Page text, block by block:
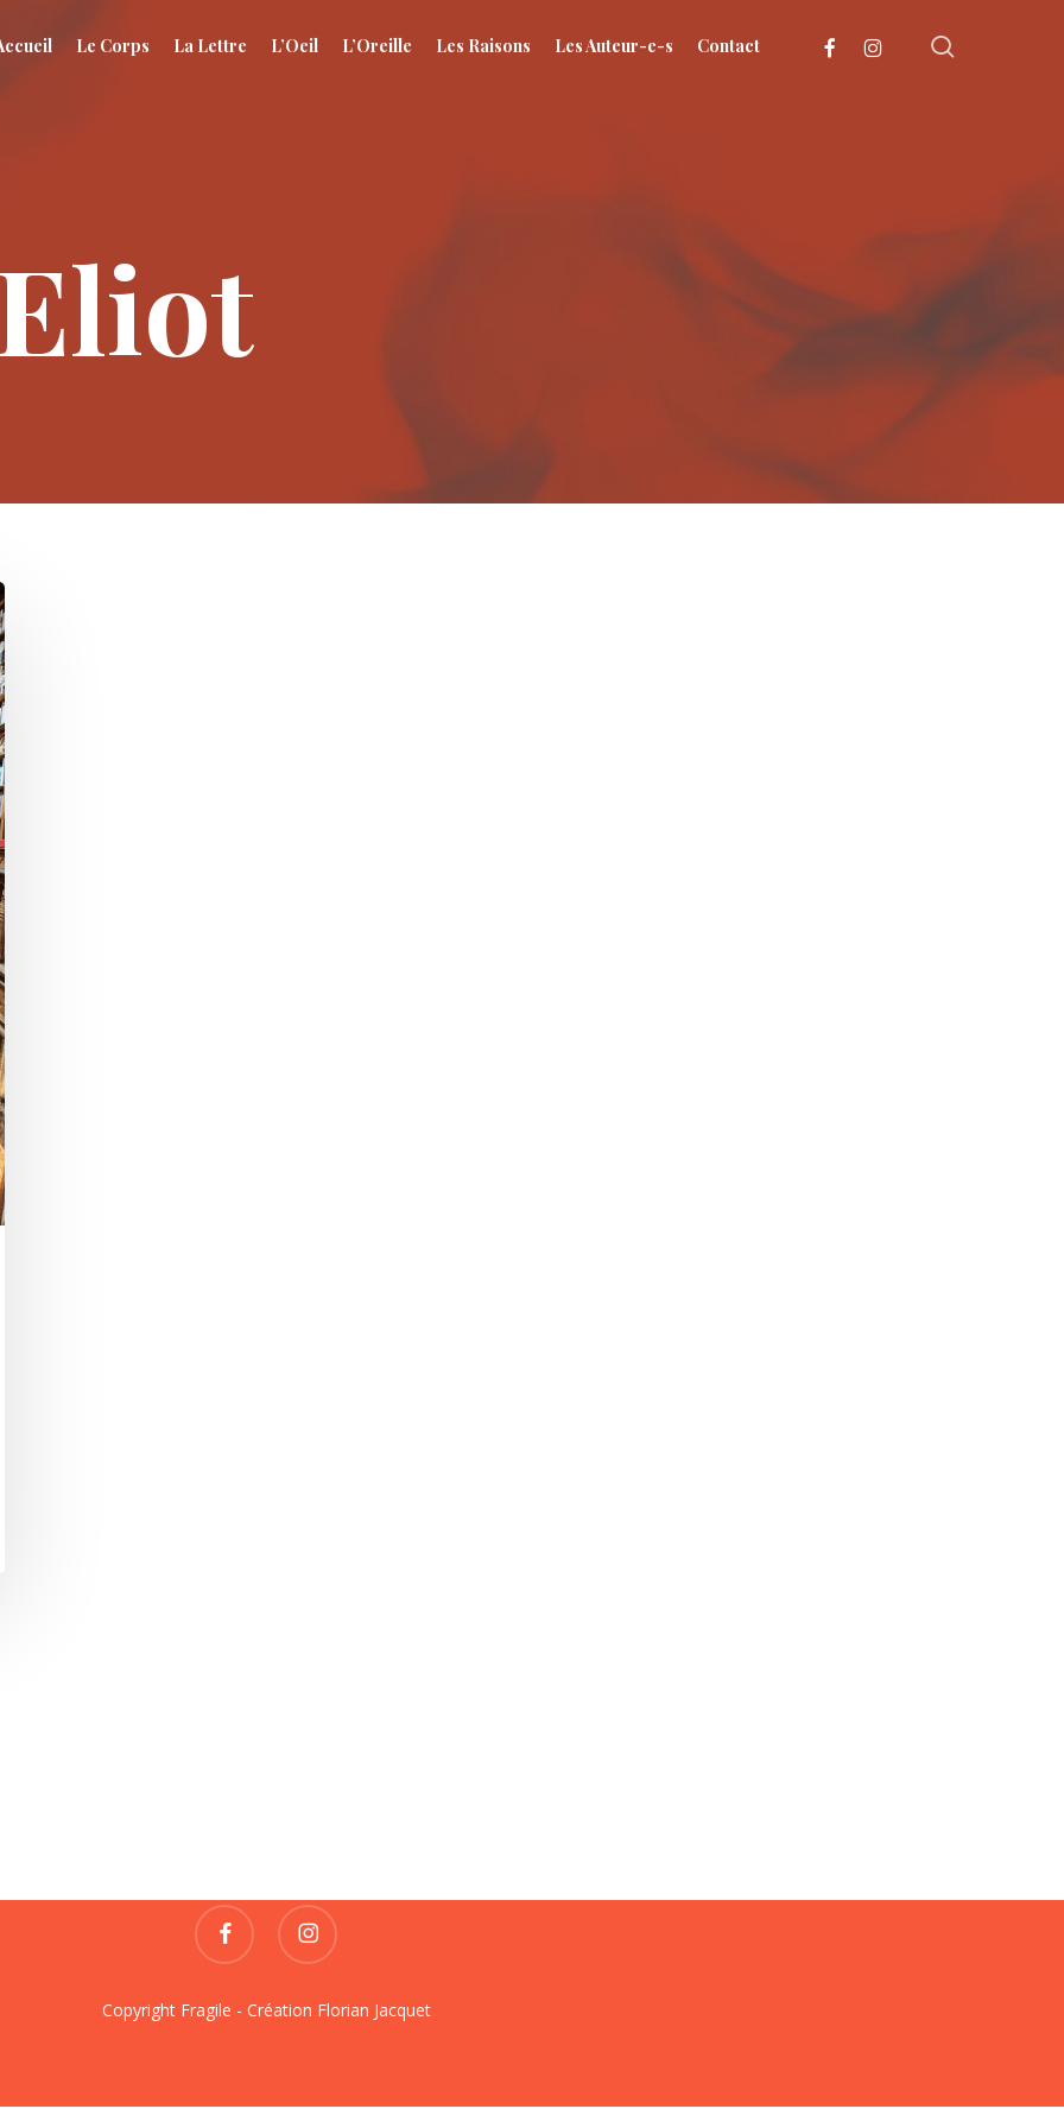
Le Corps La Lettre L’Oeil L’Oreille Les Raisons Les Auteur-e-s Contact facebookinstagram
facebook instagram
Copyright Fragile - Création Florian Jacquet